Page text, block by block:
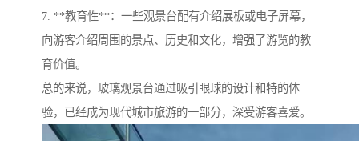
7. **教育性**：一些观景台配有介绍展板或电子屏幕，
向游客介绍周围的景点、历史和文化，增强了游览的教
育价值。
总的来说，玻璃观景台通过吸引眼球的设计和特的体
验，已经成为现代城市旅游的一部分，深受游客喜爱。